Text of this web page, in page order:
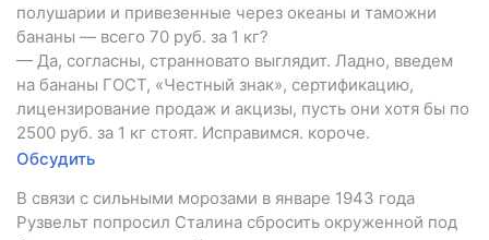
полушарии и привезенные через океаны и таможни
бананы — всего 70 руб. за 1 кг?
— Да, согласны, странновато выглядит. Ладно, введем
на бананы ГОСТ, «Честный знак», сертификацию,
лицензирование продаж и акцизы, пусть они хотя бы по
2500 руб. за 1 кг стоят. Исправимся. короче.
Обсудить
В связи с сильными морозами в январе 1943 года
Рузвельт попросил Сталина сбросить окруженной под